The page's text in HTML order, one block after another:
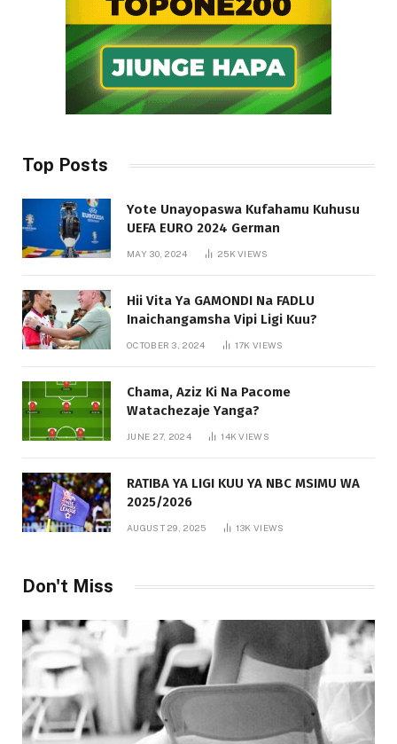
Top Posts
Yote Unayopaswa Kufahamu Kuhusu
UEFA EURO 2024 German
MAY 30, 2024 25KVIEWS
Hii Vita Ya GAMONDI Na FADLU
Inaichangamsha Vipi Ligi Kuu?
OCTOBER 3, 2024 17KVIEWS
Chama, Aziz Ki Na Pacome
Watachezaje Yanga?
JUNE 27, 2024 14KVIEWS
RATIBA YA LIGI KUU YA NBC MSIMU WA
2025/2026
AUGUST 29, 2025 13KVIEWS
Don't Miss